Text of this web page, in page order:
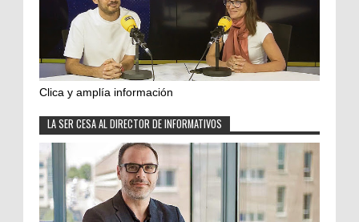
Clica y amplía información
LA SER CESA AL DIRECTOR DE INFORMATIVOS